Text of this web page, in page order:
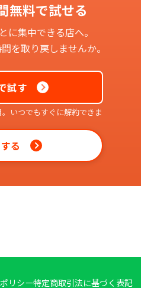
無料で試せる
に集中できる店へ。
を取り戻しませんか。
試す
いつでもすぐに解約できま
る
リシー特定商取引法に基づく表記